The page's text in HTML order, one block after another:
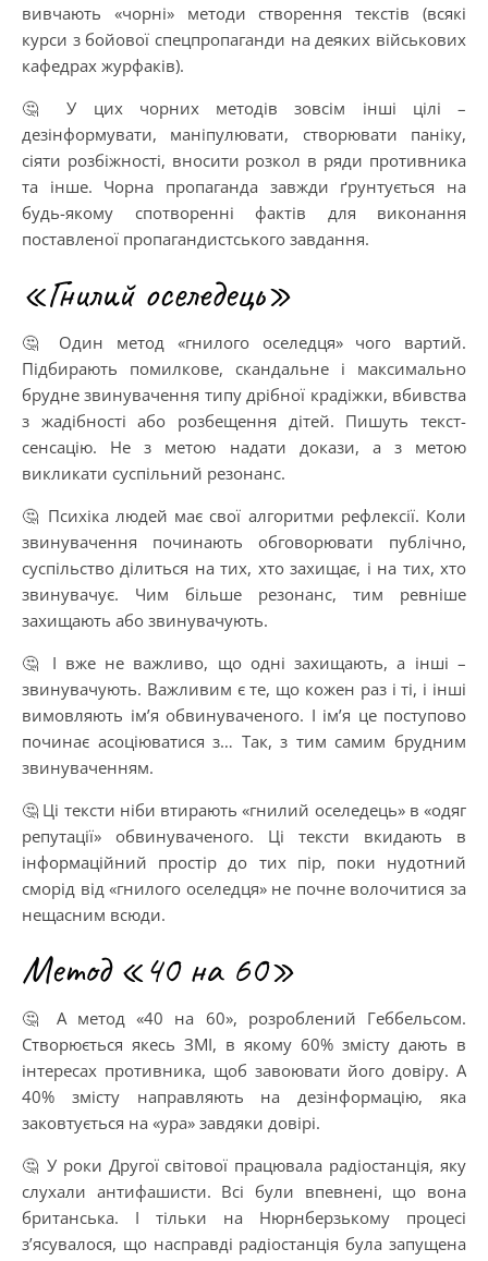
вивчають «чорні» методи створення текстів (всякі
курси з бойової спецпропаганди на деяких військових
кафедрах журфаків).
🤔 У цих чорних методів зовсім інші цілі –
дезінформувати, маніпулювати, створювати паніку,
сіяти розбіжності, вносити розкол в ряди противника
та інше. Чорна пропаганда завжди ґрунтується на
будь-якому спотворенні фактів для виконання
поставленої пропагандистського завдання.
«Гнилий оселедець»
🤔 Один метод «гнилого оселедця» чого вартий.
Підбирають помилкове, скандальне і максимально
брудне звинувачення типу дрібної крадіжки, вбивства
з жадібності або розбещення дітей. Пишуть текст-
сенсацію. Не з метою надати докази, а з метою
викликати суспільний резонанс.
🤔 Психіка людей має свої алгоритми рефлексії. Коли
звинувачення починають обговорювати публічно,
суспільство ділиться на тих, хто захищає, і на тих, хто
звинувачує. Чим більше резонанс, тим ревніше
захищають або звинувачують.
🤔 І вже не важливо, що одні захищають, а інші –
звинувачують. Важливим є те, що кожен раз і ті, і інші
вимовляють ім’я обвинуваченого. І ім’я це поступово
починає асоціюватися з… Так, з тим самим брудним
звинуваченням.
🤔 Ці тексти ніби втирають «гнилий оселедець» в «одяг
репутації» обвинуваченого. Ці тексти вкидають в
інформаційний простір до тих пір, поки нудотний
сморід від «гнилого оселедця» не почне волочитися за
нещасним всюди.
Метод «40 на 60»
🤔 А метод «40 на 60», розроблений Геббельсом.
Створюється якесь ЗМІ, в якому 60% змісту дають в
інтересах противника, щоб завоювати його довіру. А
40% змісту направляють на дезінформацію, яка
заковтується на «ура» завдяки довірі.
🤔 У роки Другої світової працювала радіостанція, яку
слухали антифашисти. Всі були впевнені, що вона
британська. І тільки на Нюрнберзькому процесі
з’ясувалося, що насправді радіостанція була запущена